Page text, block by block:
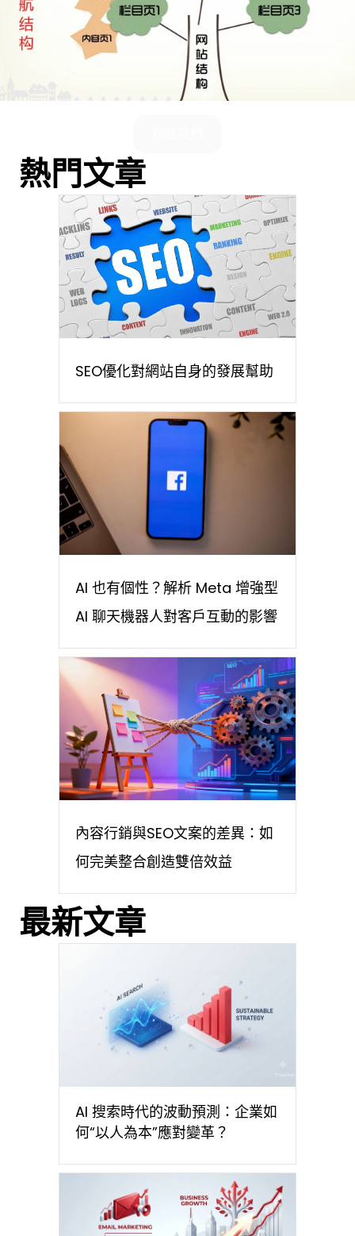
熱門文章
SEO優化對網站自身的發展幫助
AI 也有個性？解析 Meta 增強型
AI 聊天機器人對客戶互動的影響
內容行銷與SEO文案的差異：如
何完美整合創造雙倍效益
最新文章
AI 搜索時代的波動預測：企業如
何“以人為本”應對變革？